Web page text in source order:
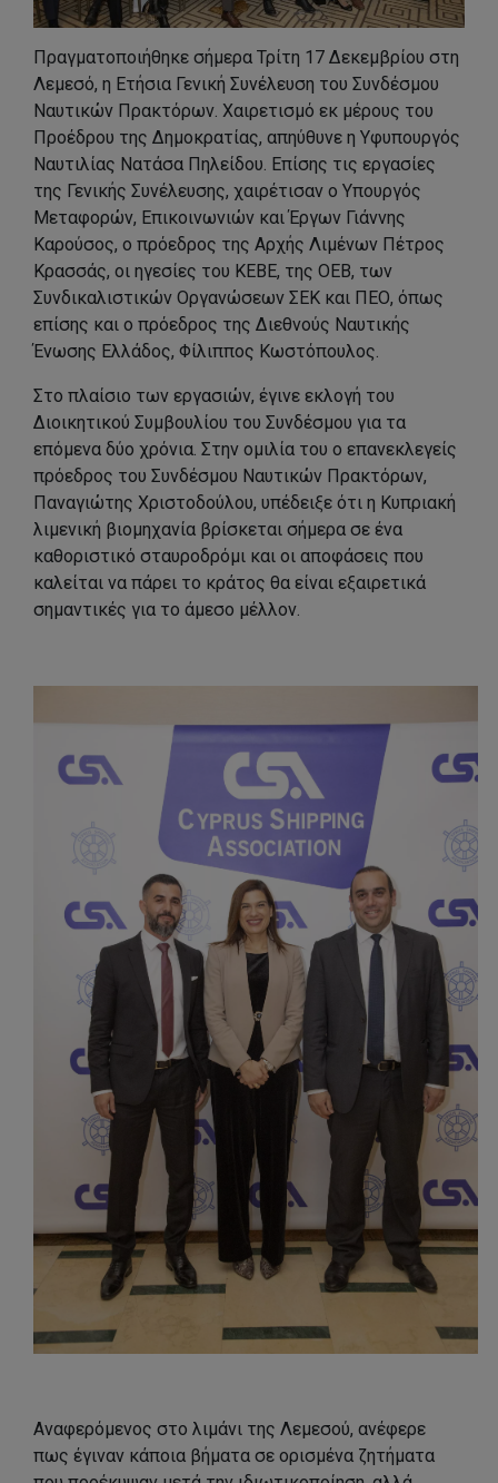
Πραγματοποιήθηκε σήμερα Τρίτη 17 Δεκεμβρίου στη
Λεμεσό, η Ετήσια Γενική Συνέλευση του Συνδέσμου
Ναυτικών Πρακτόρων. Χαιρετισμό εκ μέρους του
Προέδρου της Δημοκρατίας, απηύθυνε η Υφυπουργός
Ναυτιλίας Νατάσα Πηλείδου. Επίσης τις εργασίες
της Γενικής Συνέλευσης, χαιρέτισαν ο Υπουργός
Μεταφορών, Επικοινωνιών και Έργων Γιάννης
Καρούσος, ο πρόεδρος της Αρχής Λιμένων Πέτρος
Κρασσάς, οι ηγεσίες του ΚΕΒΕ, της ΟΕΒ, των
Συνδικαλιστικών Οργανώσεων ΣΕΚ και ΠΕΟ, όπως
επίσης και ο πρόεδρος της Διεθνούς Ναυτικής
Ένωσης Ελλάδος, Φίλιππος Κωστόπουλος.
Στο πλαίσιο των εργασιών, έγινε εκλογή του
Διοικητικού Συμβουλίου του Συνδέσμου για τα
επόμενα δύο χρόνια. Στην ομιλία του ο επανεκλεγείς
πρόεδρος του Συνδέσμου Ναυτικών Πρακτόρων,
Παναγιώτης Χριστοδούλου, υπέδειξε ότι η Κυπριακή
λιμενική βιομηχανία βρίσκεται σήμερα σε ένα
καθοριστικό σταυροδρόμι και οι αποφάσεις που
καλείται να πάρει το κράτος θα είναι εξαιρετικά
σημαντικές για το άμεσο μέλλον.
Αναφερόμενος στο λιμάνι της Λεμεσού, ανέφερε
πως έγιναν κάποια βήματα σε ορισμένα ζητήματα